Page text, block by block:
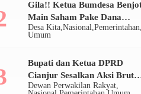
Desa Kita Nasional Pemerintahan
Umum
Gila!! Ketua Bumdesa
Main Saham Pake Dana
Desa, Ratusan Juta Disulap
Dewan Perwakilan Rakyat
Bupati dan Ketua DPRD
Cianjur Sesalkan Aksi Brutal
Oknum Satpol PP di Bomero